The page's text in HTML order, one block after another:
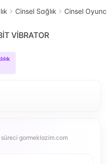
Cinsel Sağlık Cinsel
VİBRATOR
süreci gormeklazim.com